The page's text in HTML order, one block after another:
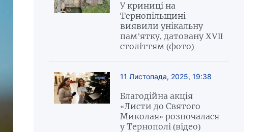
У криниці на
Тернопільщині
виявили унікальну
пам’ятку, датовану XVII
століттям (фото)
11 Листопада, 2025, 19:38
Благодійна акція
«Листи до Святого
Миколая» розпочалася
у Тернополі (відео)